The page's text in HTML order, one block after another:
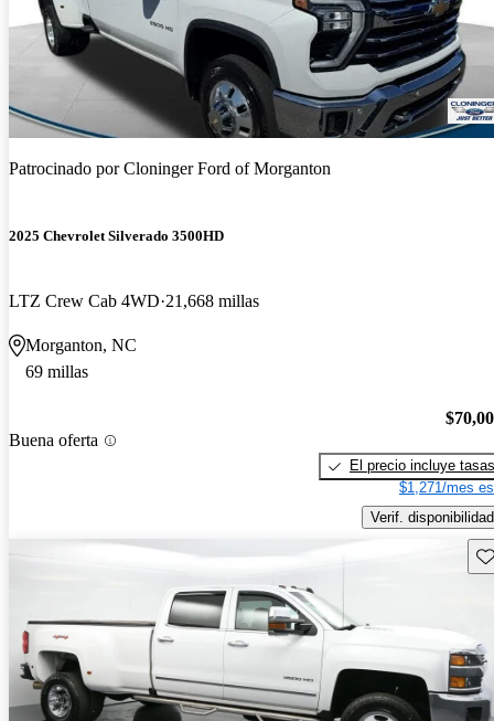
Patrocinado porCloninger Ford of Morganton
2025 Chevrolet Silverado 3500HD
LTZ Crew Cab 4WD 21,668 millas
Morganton, NC
69 millas
Buena oferta
El precio incluye tasas
$1,271/mes
Verif. disponibilidad